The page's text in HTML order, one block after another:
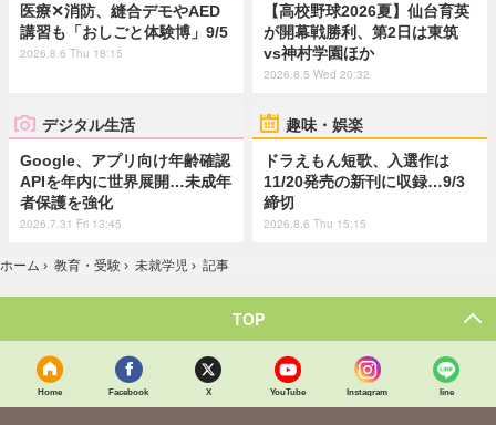
医療✕消防、縫合デモやAED
講習も「おしごと体験博」9/5
2026.8.6 Thu 18:15
【高校野球2026夏】仙台育英
が開幕戦勝利、第2日は東筑
vs神村学園ほか
2026.8.5 Wed 20:32
デジタル生活
Google、アプリ向け年齢確認
APIを年内に世界展開…未成年
者保護を強化
2026.7.31 Fri 13:45
趣味・娯楽
ドラえもん短歌、入選作は
11/20発売の新刊に収録…9/3
締切
2026.8.6 Thu 15:15
ホーム › 教育・受験 › 未就学児 › 記事
TOP
Home Facebook X YouTube Instagram line